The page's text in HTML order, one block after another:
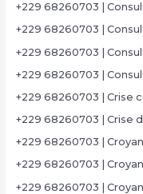
+229 68260703 |
+229 68260703 |
+229 68260703 |
+229 68260703 |
+229 68260703 | Crise
+229 68260703 | Crise
+229 68260703 |
+229 68260703 |
+229 68260703 |